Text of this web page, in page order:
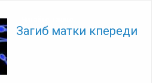
Загиб матки кпереди